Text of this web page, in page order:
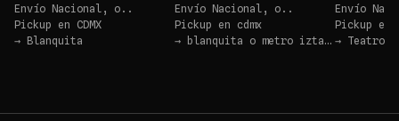
Envío Nacional, o..
Pickup en CDMX
→ Blanquita
Envío Nacional, o..
Pickup en cdmx
→ blanquita o metro iztacalco
Envío
Pickup en
→ Teatro